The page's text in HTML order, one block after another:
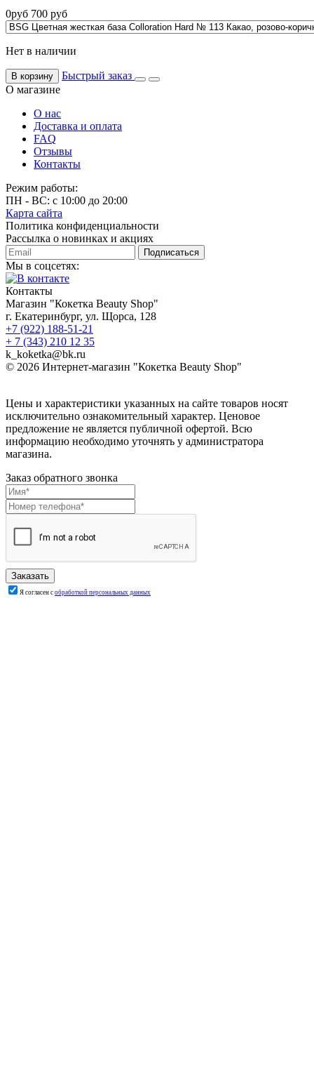
0руб 700 руб
Нет в наличии
В корзину
Быстрый заказ
О магазине
О нас
Доставка и оплата
FAQ
Отзывы
Контакты
Режим работы:
ПН - ВС: с 10:00 до 20:00
Карта сайта
Политика конфиденциальности
Рассылка о новинках и акциях
Подписаться
Мы в соцсетях:
Контакты
Магазин "Кокетка Beauty Shop"
г. Екатеринбург, ул. Щорса, 128
+7 (922) 188-51-21
+ 7 (343) 210 12 35
k_koketka@bk.ru
© 2026 Интернет-магазин "Кокетка Beauty Shop"
Цены и характеристики указанных на сайте товаров носят
исключительно ознакомительный характер. Ценовое
предложение не является публичной офертой. Всю
информацию необходимо уточнять у администратора
магазина.
Заказ обратного звонка
Я согласен с обработкой персональных данных